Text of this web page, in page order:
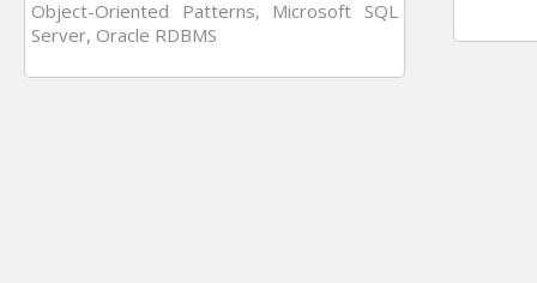
Object-Oriented Patterns, Microsoft SQL
Server, Oracle RDBMS